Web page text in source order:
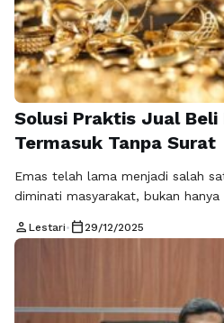
Solusi Praktis Jual Beli
Termasuk Tanpa Surat
Emas telah lama menjadi salah
diminati masyarakat, bukan
aktivitas jual beli emas Solo
beberapa orang mencari
tanpa …Baca Selengkapnya
person Lestari• calendar_today 29/12/2025